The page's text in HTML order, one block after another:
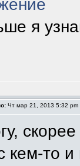
я
Чт мар 21, 2013 5:32 pm
кем-то